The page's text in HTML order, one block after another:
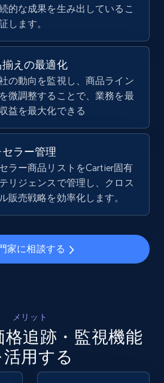
Description, Currency, Initial
percent, and more.
今すぐ始める
TikTok shop products
Description, Currency, Initial
percent, and more.
今すぐ始める
今すぐ始める
的な成果を生み出しているこ
します。
えの最適化
の動向を監視し、商品ライン
微調整することで、業務を最
益を最大化できる
ラー管理
ラー商品リストをCartier固有
リジェンスで管理し、クロス
販売戦略を効率化します。
家に相談する
メリット
追跡・監視機能
活用する